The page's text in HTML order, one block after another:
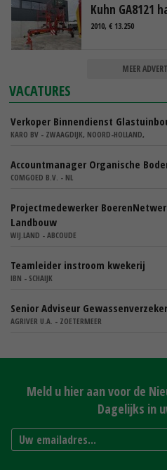
Kuhn GA8121
2010, € 13.250
MEER
VACATURES
Verkoper Binnendienst
KARO BV - ZWAAGDIJK, NOORD-HOLLAND,
Accountmanager Organische
COMGOED B.V. - NL
Projectmedewerker
Landbouw
WIJ.LAND - ABCOUDE
Teamleider instroom kwekerij
IBN - SCHAIJK
Senior Adviseur
AGRIVER U.A. - ZOETERMEER
Meld u hier aan voor de
Dagelijks in